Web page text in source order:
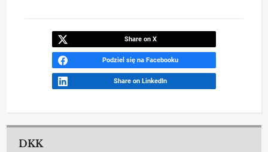
Share on X
Podziel się na Facebooku
Share on LinkedIn
DKK